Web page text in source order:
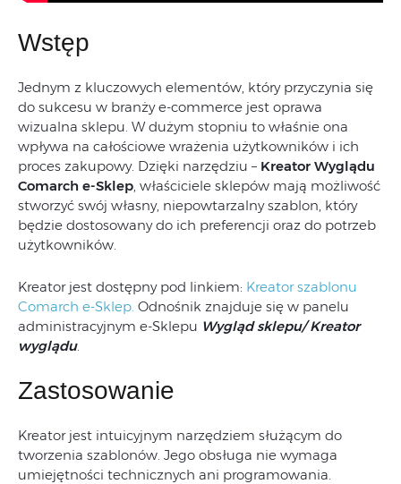
Wstęp
Jednym z kluczowych elementów, który przyczynia się
do sukcesu w branży e-commerce jest oprawa
wizualna sklepu. W dużym stopniu to właśnie ona
wpływa na całościowe wrażenia użytkowników i ich
proces zakupowy. Dzięki narzędziu – Kreator Wyglądu
Comarch e-Sklep , właściciele sklepów mają możliwość
stworzyć swój własny, niepowtarzalny szablon, który
będzie dostosowany do ich preferencji oraz do potrzeb
użytkowników.
Kreator jest dostępny pod linkiem: Kreator szablonu
Comarch e-Sklep. Odnośnik znajduje się w panelu
administracyjnym e-Sklepu Wygląd sklepu/ Kreator
wyglądu.
Zastosowanie
Kreator jest intuicyjnym narzędziem służącym do
tworzenia szablonów. Jego obsługa nie wymaga
umiejętności technicznych ani programowania.